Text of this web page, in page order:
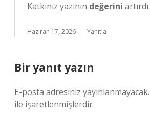
Katkınız yazının değerini artırdı.
Haziran 17, 2026 Yanıtla
Bir yanıt yazın
E-posta adresiniz yayınlanmayacak.
ile işaretlenmişlerdir